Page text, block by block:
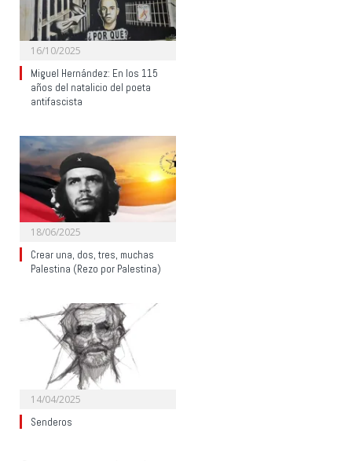
16/10/2025
Miguel Hernández: En los 115
años del natalicio del poeta
antifascista
18/06/2025
Crear una, dos, tres, muchas
Palestina (Rezo por Palestina)
14/04/2025
Senderos